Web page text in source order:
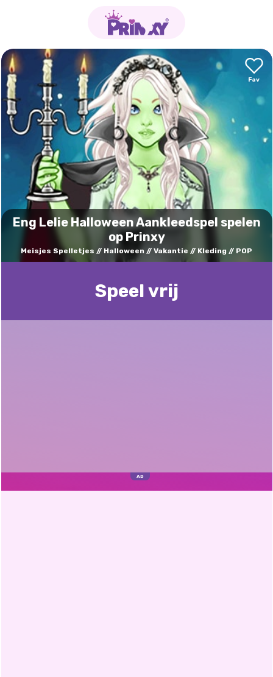
Eng Lelie Halloween Aankleedspel spelen
op Prinxy
Meisjes Spelletjes Halloween Vakantie Kleding POP
Speel vrij